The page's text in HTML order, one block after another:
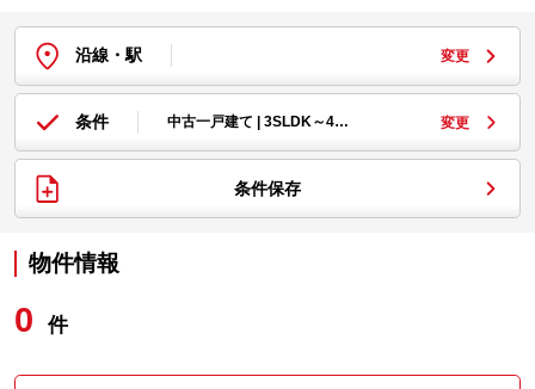
沿線・駅 変更
条件 中古一戸建て | 3SLDK～4… 変更
条件保存
物件情報
0 件